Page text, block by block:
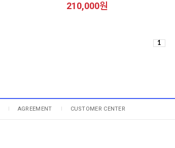
210,000원
1
AGREEMENT CUSTOMER CENTER